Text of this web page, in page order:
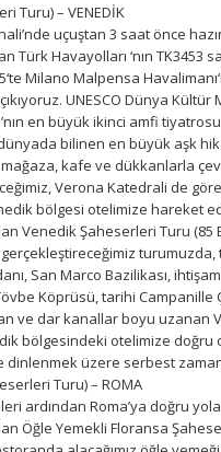
Turu) – VENEDİK
uçuştan 3 saat önce
Havayolları ‘nın TK3453
Milano Malpensa
UNESCO Dünya Kültür
en büyük ikinci amfi
bilinen en büyük aşk
kafe ve dükkanlarla
Verona Katedrali de
bölgesi otelimize hareket
Venedik Şaheserleri Turu (85
gerçekleştireceğimiz
San Marco Bazilikası,
Köprüsü, tarihi Campanille
ve dar kanallar boyu uzanan
bölgesindeki otelimize
dinlenmek üzere serbest
Turu) – ROMA
ardından Roma’ya doğru
Öğle Yemekli Floransa